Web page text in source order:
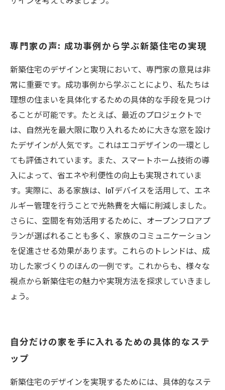
専門家の声: 成功事例から学ぶ新築住宅の実現
新築住宅のデザインと実現において、専門家の意見は非
常に重要です。成功事例から学ぶことにより、私たちは
理想の住まいを具体化するための具体的な手段を見つけ
ることが可能です。たとえば、最近のプロジェクトで
は、自然光を最大限に取り入れるために大きな窓を設け
たデザインが人気です。これはエコデザインの一環とし
ても評価されています。また、スマートホーム技術の導
入によって、省エネや利便性の向上も実現されていま
す。実際に、ある家族は、IoTデバイスを活用して、エネ
ルギー管理を行うことで光熱費を大幅に削減しました。
さらに、空間を有効活用するために、オープンフロアプ
ランが選ばれることも多く、家族のコミュニケーション
を促進させる効果があります。これらのトレンドは、成
功した家づくりのほんの一例です。これからも、様々な
視点から新築住宅の魅力や実現方法を探求していきまし
ょう。
自分だけの家を手に入れるための具体的なステ
ップ
新築住宅のデザインを実現するためには、具体的なステ